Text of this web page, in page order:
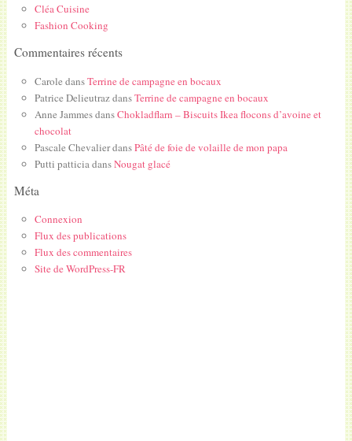
Cléa Cuisine
Fashion Cooking
Commentaires récents
Carole dansTerrine de campagne en bocaux
Patrice DelieutrazdansTerrine de campagne en bocaux
Anne JammesdansChokladflarn – Biscuits Ikea flocons d’avoine et
chocolat
Pascale ChevalierdansPâté de foie de volaille de mon papa
Putti patticiadansNougat glacé
Méta
Connexion
Flux des publications
Flux des commentaires
Site de WordPress-FR